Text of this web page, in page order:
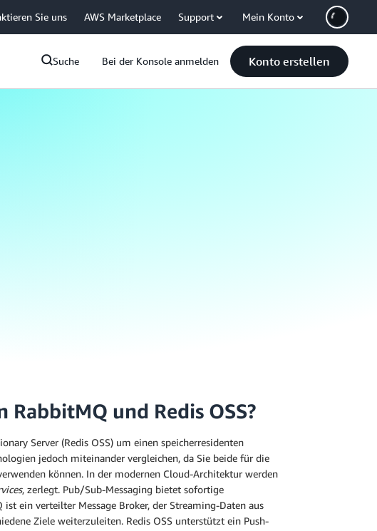
Sie uns AWS Marketplace Support Mein Konto
Suche Bei der Konsole anmelden Konto erstellen
und Redis OSS?
Server (Redis OSS) um einen speicherresidenten
jedoch miteinander vergleichen, da Sie beide für die
können. In der modernen Cloud-Architektur werden
, zerlegt. Pub/Sub-Messaging bietet sofortige
ein verteilter Message Broker, der Streaming-Daten aus
Ziele weiterzuleiten. Redis OSS unterstützt ein Push-